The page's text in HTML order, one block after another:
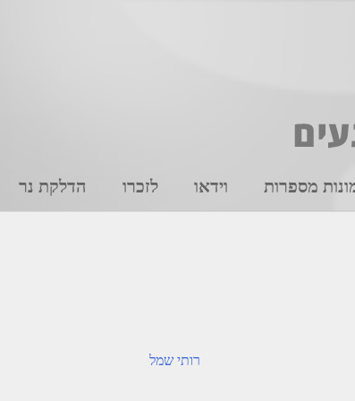
מספרות וידאו לזכרו הדלקת נר
רותי שמל